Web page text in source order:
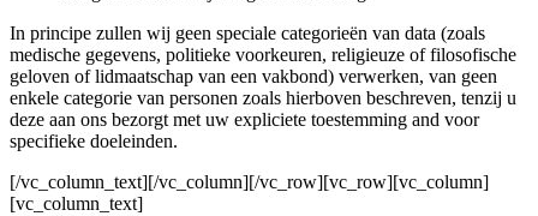
In principe zullen wij geen speciale categorieën van data (zoals
medische gegevens, politieke voorkeuren, religieuze of filosofische
geloven of lidmaatschap van een vakbond) verwerken, van geen
enkele categorie van personen zoals hierboven beschreven, tenzij u
deze aan ons bezorgt met uw expliciete toestemming and voor
specifieke doeleinden.
[/vc_column_text][/vc_column][/vc_row][vc_row][vc_column]
[vc_column_text]